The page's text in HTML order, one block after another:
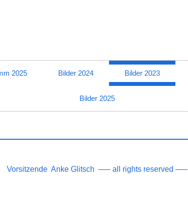
2025 Bilder 2024 Bilder 2023
Bilder 2025
Vorsitzende Anke Glitsch —– all rights reserved —–